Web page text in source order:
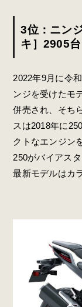
3位：ニン
キ］2905台
2022年9月に令
ンジを受けたモ
併売され、そち
スは2018年に
クトなエンジン
250がバイアス
最新モデルはカ